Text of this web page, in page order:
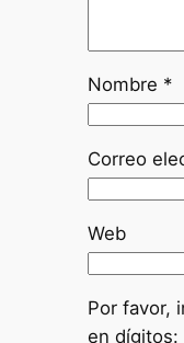
Nombre *
Correo
Web
Por favor,
en dígitos: